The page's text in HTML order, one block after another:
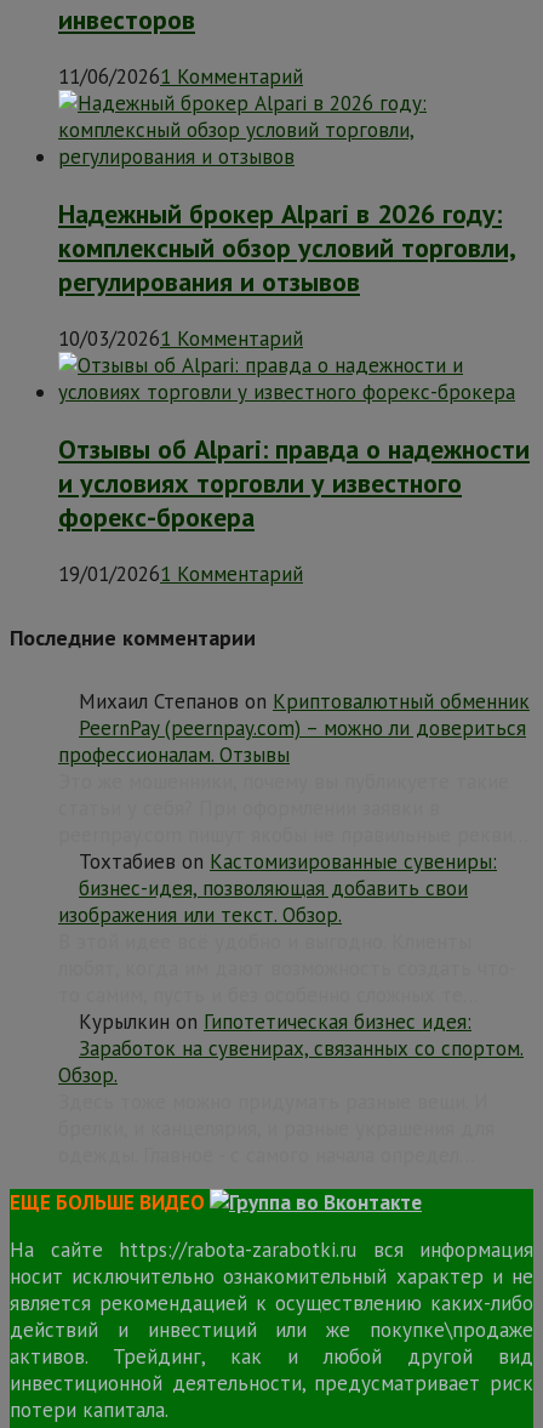
инвесторов
11/06/20261 Комментарий
Надежный брокер Alpari в 2026 году:
комплексный обзор условий торговли,
регулирования и отзывов
10/03/20261 Комментарий
Отзывы об Alpari: правда о надежности
и условиях торговли у известного
форекс-брокера
19/01/20261 Комментарий
Последние комментарии
Михаил Степанов on Криптовалютный обменник
PeernPay (peernpay.com) – можно ли довериться
профессионалам. Отзывы
Тохтабиев on Кастомизированные сувениры:
бизнес-идея, позволяющая добавить свои
изображения или текст. Обзор.
Курылкин on Гипотетическая бизнес идея:
Заработок на сувенирах, связанных со спортом.
Обзор.
ЕЩЕ БОЛЬШЕ ВИДЕО
На сайте https://rabota-zarabotki.ru вся информация
носит исключительно ознакомительный характер и не
является рекомендацией к осуществлению каких-либо
действий и инвестиций или же покупке\продаже
активов. Трейдинг, как и любой другой вид
инвестиционной деятельности, предусматривает риск
потери капитала.